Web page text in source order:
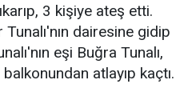
3 kişiye ateş etti.
dairesine gidip
eşi Buğra Tunalı,
atlayıp kaçtı.